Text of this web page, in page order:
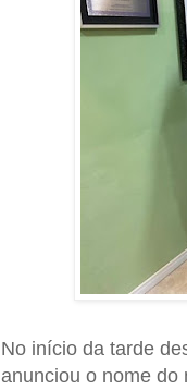
No início da tarde
anunciou o nome do